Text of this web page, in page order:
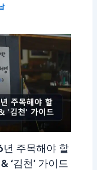
주목해야 할
‘김천’ 가이드